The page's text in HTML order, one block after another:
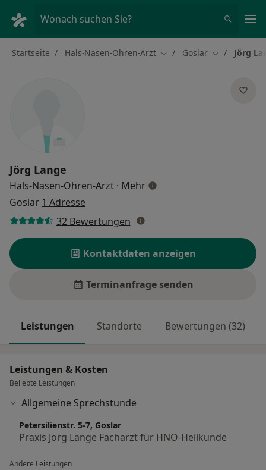
Wonach suchen Sie?
Startseite Hals-Nasen-Ohren-Arzt Stadt ändern
Goslar Stadt ändern
Jörg
Jörg Lange
Hals-Nasen-Ohren-Arzt · Mehrüber Spezialisierungen
Goslar 1 Adresse
32 Bewertungen
Kontaktdaten anzeigen
Terminanfrage senden
Leistungen Standorte Bewertungen (32)
Leistungen & Kosten
Beliebte Leistungen
Allgemeine Sprechstunde
Petersilienstr. 5-7, Goslar
Praxis Jörg Lange Facharzt für HNO-Heilkunde
Andere Leistungen